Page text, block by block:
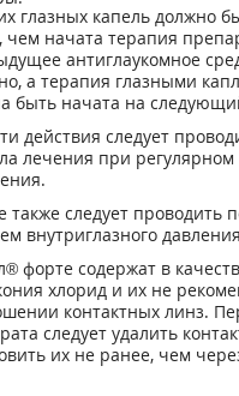
глазных капель должно
начата терапия
антиглаукомное
а терапия глазными
быть начата на
действия следует
лечения при регулярном
следует проводить
внутриглазного
форте содержат в
хлорид и их не
контактных линз.
следует удалить
их не ранее, чем